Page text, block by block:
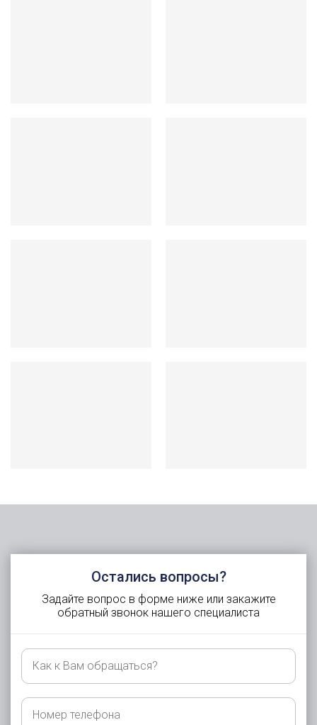
Остались вопросы?
Задайте вопрос в форме ниже или закажите
обратный звонок нашего специалиста
Как
Вам
обращаться?
Номер
телефона